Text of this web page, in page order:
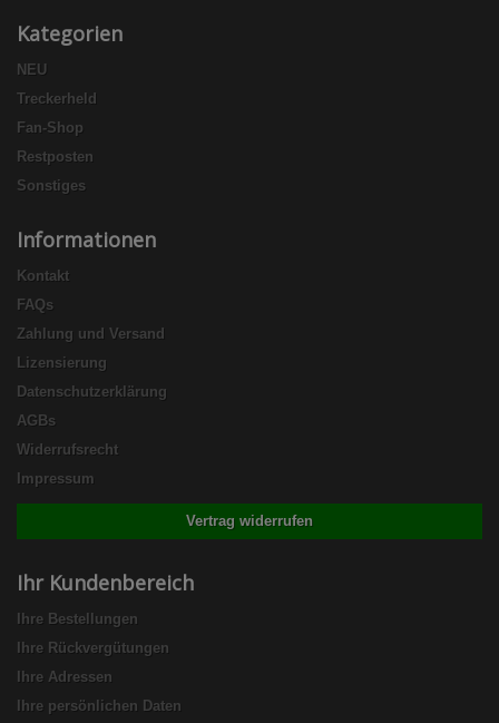
Kategorien
NEU
Treckerheld
Fan-Shop
Restposten
Sonstiges
Informationen
Kontakt
FAQs
Zahlung und Versand
Lizensierung
Datenschutzerklärung
AGBs
Widerrufsrecht
Impressum
Vertrag widerrufen
Ihr Kundenbereich
Ihre Bestellungen
Ihre Rückvergütungen
Ihre Adressen
Ihre persönlichen Daten